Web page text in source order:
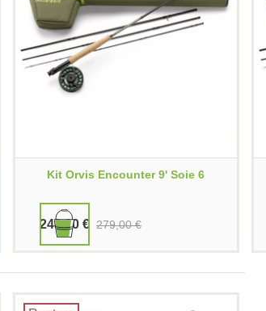
Kit Orvis Encounter 9' Soie 6
248,00 € 279,00 €